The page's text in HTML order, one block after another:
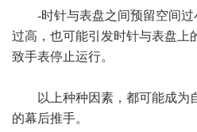
-时针与表盘之间预留空间过
过高，也可能引发时针与表盘上
致手表停止运行。
以上种种因素，都可能成为
的幕后推手。